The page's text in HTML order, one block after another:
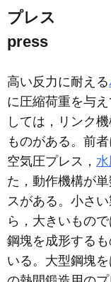
プレス
press
高い反力に耐える
に圧縮荷重を与
しては，リンク機
ものがある。前
空気圧プレス，
た，動作機構が
スがある。小さ
ら，大きいもの
鋼塊を成形する
いる。大型鋼塊